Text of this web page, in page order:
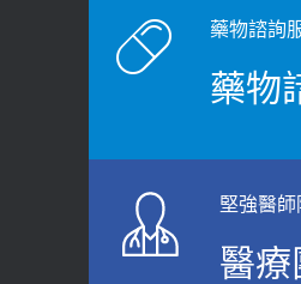
原則避免血糖血壓飆高
2026-06-08
上班常待在冷氣房？
醫示警：1病症嚴重恐
老後睡不好、夜間易
2021-03-05
骨科魏志定主任接受
藥物諮詢
藥物
堅強醫師
醫療